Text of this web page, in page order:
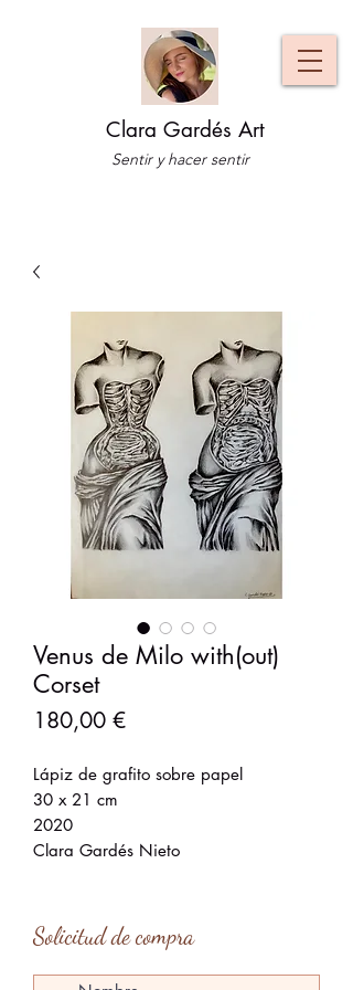
Clara Gardés Art
Sentir y hacer sentir
Venus de Milo with(out)
Corset
180,00 €Precio
Lápiz de grafito sobre papel
30 x 21 cm
2020
Clara Gardés Nieto
Solicitud de compra